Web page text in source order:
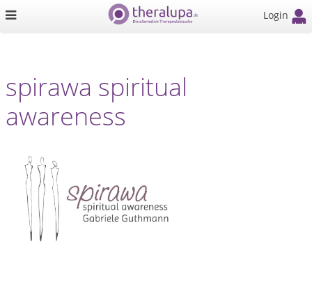
Login
spirawa spiritual
awareness